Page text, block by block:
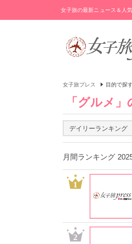
女子旅の最新ニュース＆人
女子旅プレス 目的で探
「グルメ
デイリーランキング
月間ランキング
1
2